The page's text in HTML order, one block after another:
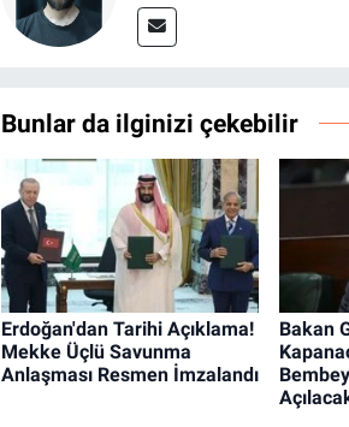
Bunlar da ilginizi çekebilir
Erdoğan'dan Tarihi Açıklama!
Mekke Üçlü Savunma
Anlaşması Resmen İmzalandı
Bakan